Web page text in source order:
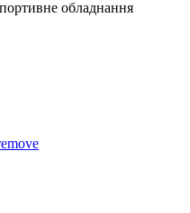
обладнання